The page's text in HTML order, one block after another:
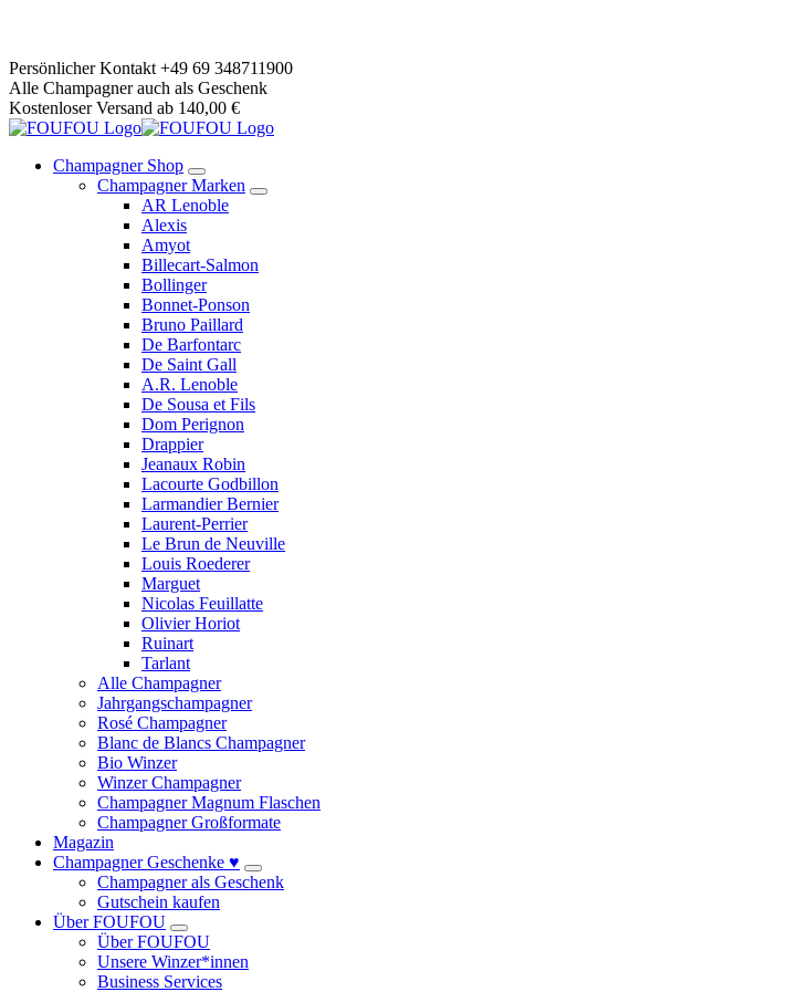
Springe
zum
Inhalt
Persönlicher Kontakt +49 69 348711900
Alle Champagner auch als Geschenk
Kostenloser Versand ab 140,00 €
Champagner Shop
Champagner Marken
AR Lenoble
Alexis
Amyot
Billecart-Salmon
Bollinger
Bonnet-Ponson
Bruno Paillard
De Barfontarc
De Saint Gall
A.R. Lenoble
De Sousa et Fils
Dom Perignon
Drappier
Jeanaux Robin
Lacourte Godbillon
Larmandier Bernier
Laurent-Perrier
Le Brun de Neuville
Louis Roederer
Marguet
Nicolas Feuillatte
Olivier Horiot
Ruinart
Tarlant
Alle Champagner
Jahrgangschampagner
Rosé Champagner
Blanc de Blancs Champagner
Bio Winzer
Winzer Champagner
Champagner Magnum Flaschen
Champagner Großformate
Magazin
Champagner Geschenke ♥
Champagner als Geschenk
Gutschein kaufen
Über FOUFOU
Über FOUFOU
Unsere Winzer*innen
Business Services